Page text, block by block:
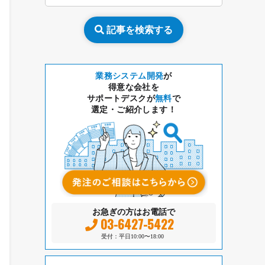
記事を検索する
業務システム開発が
得意な会社を
サポートデスクが無料で
選定・ご紹介します！
お急ぎの方はお電話で
03-6427-5422
受付：平日10:00〜18:00